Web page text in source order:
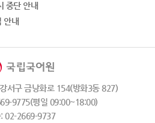
중단 안내
안내
서구 금낭화로 154(방화3동 827)
9775(평일 09:00~18:00)
: 02-2669-9737